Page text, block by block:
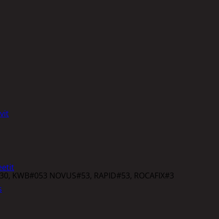
KWB#053 NOVUS#53, RAPID#53, ROCAFIX#3